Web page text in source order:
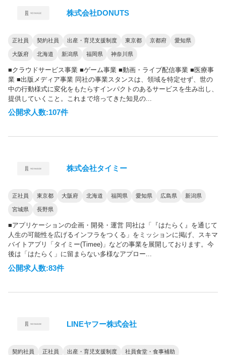
株式会社DONUTS
正社員 契約社員 出産・育児支援制度 東京都 京都府 愛知県
大阪府 北海道 新潟県 福岡県 神奈川県
■クラウドサービス事業 ■ゲーム事業 ■動画・ライブ配信事業 ■医療事
業 ■出版メディア事業 同社の事業スタンスは、領域を特定せず、世の
中の行動様式に変化をもたらすインパクトのあるサービスを生み出し、
提供していくこと。これまで培ってきた知見の...
公開求人数:107件
株式会社タイミー
正社員 東京都 大阪府 北海道 福岡県 愛知県 広島県 新潟県
宮城県 長野県
■アプリケーションの企画・開発・運営 同社は「『はたらく』を通じて
人生の可能性を広げるインフラをつくる」をミッションに掲げ、スキマ
バイトアプリ「タイミー(Timee)」などの事業を展開しております。今
後は「はたらく」に留まらない多様なアプロー...
公開求人数:83件
LINEヤフー株式会社
契約社員 正社員 出産・育児支援制度 社員食堂・食事補助